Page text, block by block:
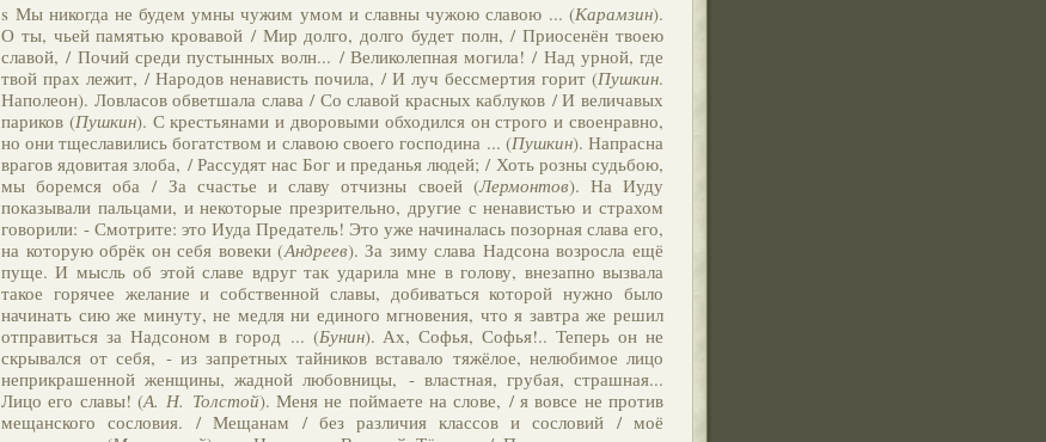
s Мы никогда не будем умны чужим умом и славны чужою славою ... (Карамзин).
О ты, чьей памятью кровавой / Мир долго, долго будет полн, / Приосенён твоею
славой, / Почий среди пустынных волн... / Великолепная могила! / Над урной, где
твой прах лежит, / Народов ненависть почила, / И луч бессмертия горит (Пушкин.
Наполеон). Ловласов обветшала слава / Со славой красных каблуков / И величавых
париков (Пушкин). С крестьянами и дворовыми обходился он строго и своенравно,
но они тщеславились богатством и славою своего господина ... (Пушкин). Напрасна
врагов ядовитая злоба, / Рассудят нас Бог и преданья людей; / Хоть розны судьбою,
мы боремся оба / За счастье и славу отчизны своей (Лермонтов). На Иуду
показывали пальцами, и некоторые презрительно, другие с ненавистью и страхом
говорили: - Смотрите: это Иуда Предатель! Это уже начиналась позорная слава его,
на которую обрёк он себя вовеки (Андреев). За зиму слава Надсона возросла ещё
пуще. И мысль об этой славе вдруг так ударила мне в голову, внезапно вызвала
такое горячее желание и собственной славы, добиваться которой нужно было
начинать сию же минуту, не медля ни единого мгновения, что я завтра же решил
отправиться за Надсоном в город ... (Бунин). Ах, Софья, Софья!.. Теперь он не
скрывался от себя, - из запретных тайников вставало тяжёлое, нелюбимое лицо
неприкрашенной женщины, жадной любовницы, - властная, грубая, страшная...
Лицо его славы! (А. Н. Толстой). Меня не поймаете на слове, / я вовсе не против
мещанского сословия. / Мещанам / без различия классов и сословий / моё